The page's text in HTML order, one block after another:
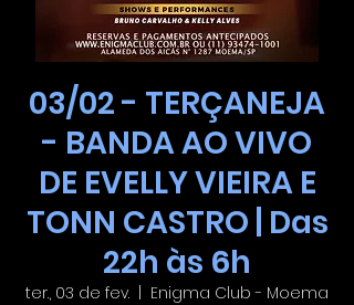
03/02 - TERÇANEJA
- BANDA AO VIVO
DE EVELLY VIEIRA E
TONN CASTRO | Das
22h às 6h
ter., 03 de fev. Enigma Club - Moema